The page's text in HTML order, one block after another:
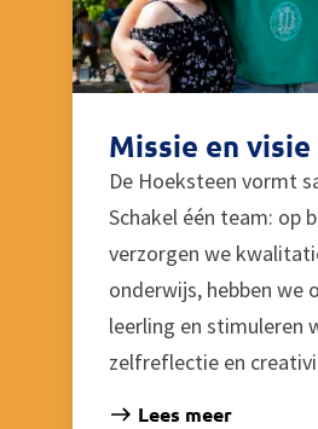
Missie en visie
De Hoeksteen vormt
Schakel één team: op
verzorgen we
onderwijs, hebben we
leerling en stimuleren
zelfreflectie en
Lees meer